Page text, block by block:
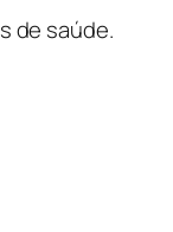
de saúde.